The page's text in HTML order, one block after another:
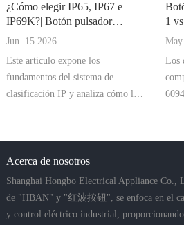
¿Cómo elegir IP65, IP67 e
IP69K?| Botón pulsador
HBAN
Jun .15.2026
Este artículo expone los
fundamentos del sistema de
clasificación IP y analiza cómo los
directamente a la fiabilidad,
seguridad y vida útil de los
interruptores de botón pulsador en
entornos industri
1
Los
con
Acerca de nosotros
Shanghai Hongbo Electrical Appliance Co.,
de "HBAN" y "红波按钮", se enfoca en el
y control eléctrico industrial,